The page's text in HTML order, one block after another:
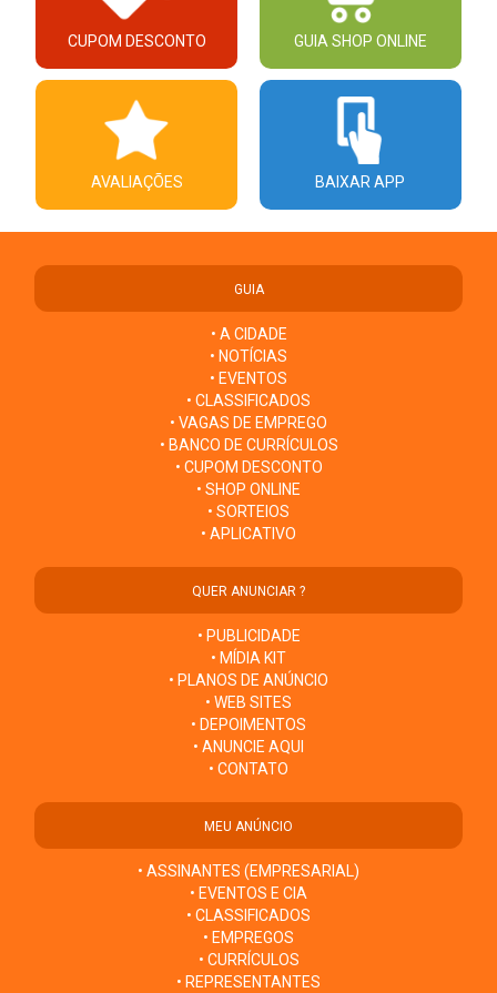
CUPOM DESCONTO GUIA SHOP ONLINE
AVALIAÇÕES BAIXAR APP
GUIA
• A CIDADE
• NOTÍCIAS
• EVENTOS
• CLASSIFICADOS
• VAGAS DE EMPREGO
• BANCO DE CURRÍCULOS
• CUPOM DESCONTO
• SHOP ONLINE
• SORTEIOS
• APLICATIVO
QUER ANUNCIAR ?
• PUBLICIDADE
• MÍDIA KIT
• PLANOS DE ANÚNCIO
• WEB SITES
• DEPOIMENTOS
• ANUNCIE AQUI
• CONTATO
MEU ANÚNCIO
• ASSINANTES (EMPRESARIAL)
• EVENTOS E CIA
• CLASSIFICADOS
• EMPREGOS
• CURRÍCULOS
• REPRESENTANTES